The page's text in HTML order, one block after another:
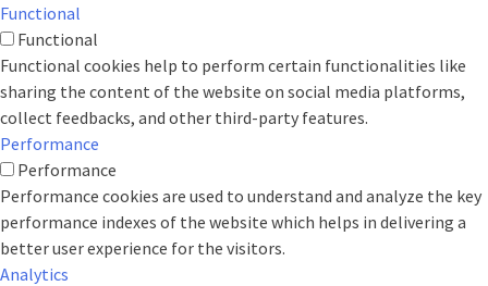
Functional
Functional
Functional cookies help to perform certain functionalities like
sharing the content of the website on social media platforms,
collect feedbacks, and other third-party features.
Performance
Performance
Performance cookies are used to understand and analyze the key
performance indexes of the website which helps in delivering a
better user experience for the visitors.
Analytics